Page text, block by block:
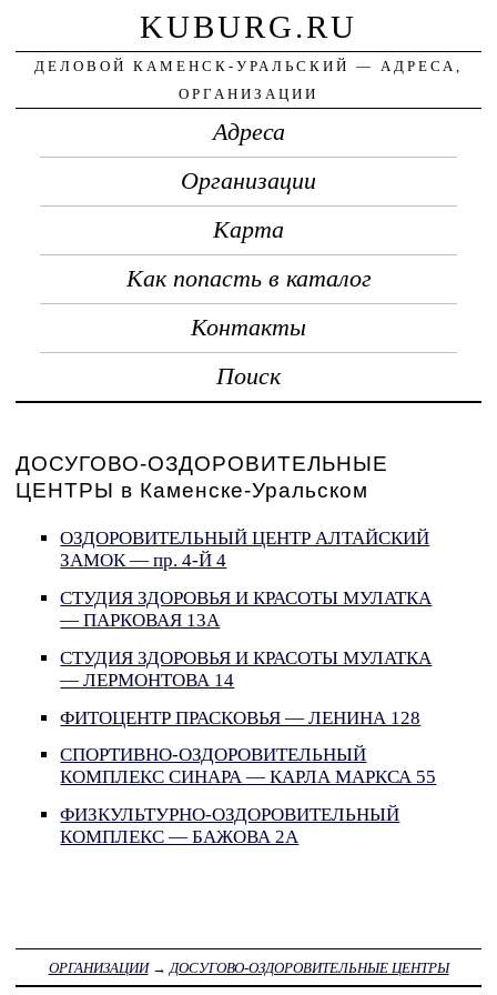
KUBURG.RU
ДЕЛОВОЙ КАМЕНСК-УРАЛЬСКИЙ — АДРЕСА,
ОРГАНИЗАЦИИ
Адреса
Организации
Карта
Как попасть в каталог
Контакты
Поиск
ДОСУГОВО-ОЗДОРОВИТЕЛЬНЫЕ
ЦЕНТРЫ в Каменске-Уральском
ОЗДОРОВИТЕЛЬНЫЙ ЦЕНТР АЛТАЙСКИЙ
ЗАМОК — пр. 4-Й 4
СТУДИЯ ЗДОРОВЬЯ И КРАСОТЫ МУЛАТКА
— ПАРКОВАЯ 13А
СТУДИЯ ЗДОРОВЬЯ И КРАСОТЫ МУЛАТКА
— ЛЕРМОНТОВА 14
ФИТОЦЕНТР ПРАСКОВЬЯ — ЛЕНИНА 128
СПОРТИВНО-ОЗДОРОВИТЕЛЬНЫЙ
КОМПЛЕКС СИНАРА — КАРЛА МАРКСА 55
ФИЗКУЛЬТУРНО-ОЗДОРОВИТЕЛЬНЫЙ
КОМПЛЕКС — БАЖОВА 2А
ОРГАНИЗАЦИИ→ ДОСУГОВО-ОЗДОРОВИТЕЛЬНЫЕ ЦЕНТРЫ